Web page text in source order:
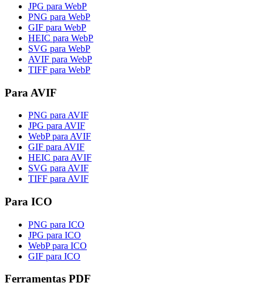
JPG para WebP
PNG para WebP
GIF para WebP
HEIC para WebP
SVG para WebP
AVIF para WebP
TIFF para WebP
Para AVIF
PNG para AVIF
JPG para AVIF
WebP para AVIF
GIF para AVIF
HEIC para AVIF
SVG para AVIF
TIFF para AVIF
Para ICO
PNG para ICO
JPG para ICO
WebP para ICO
GIF para ICO
Ferramentas PDF